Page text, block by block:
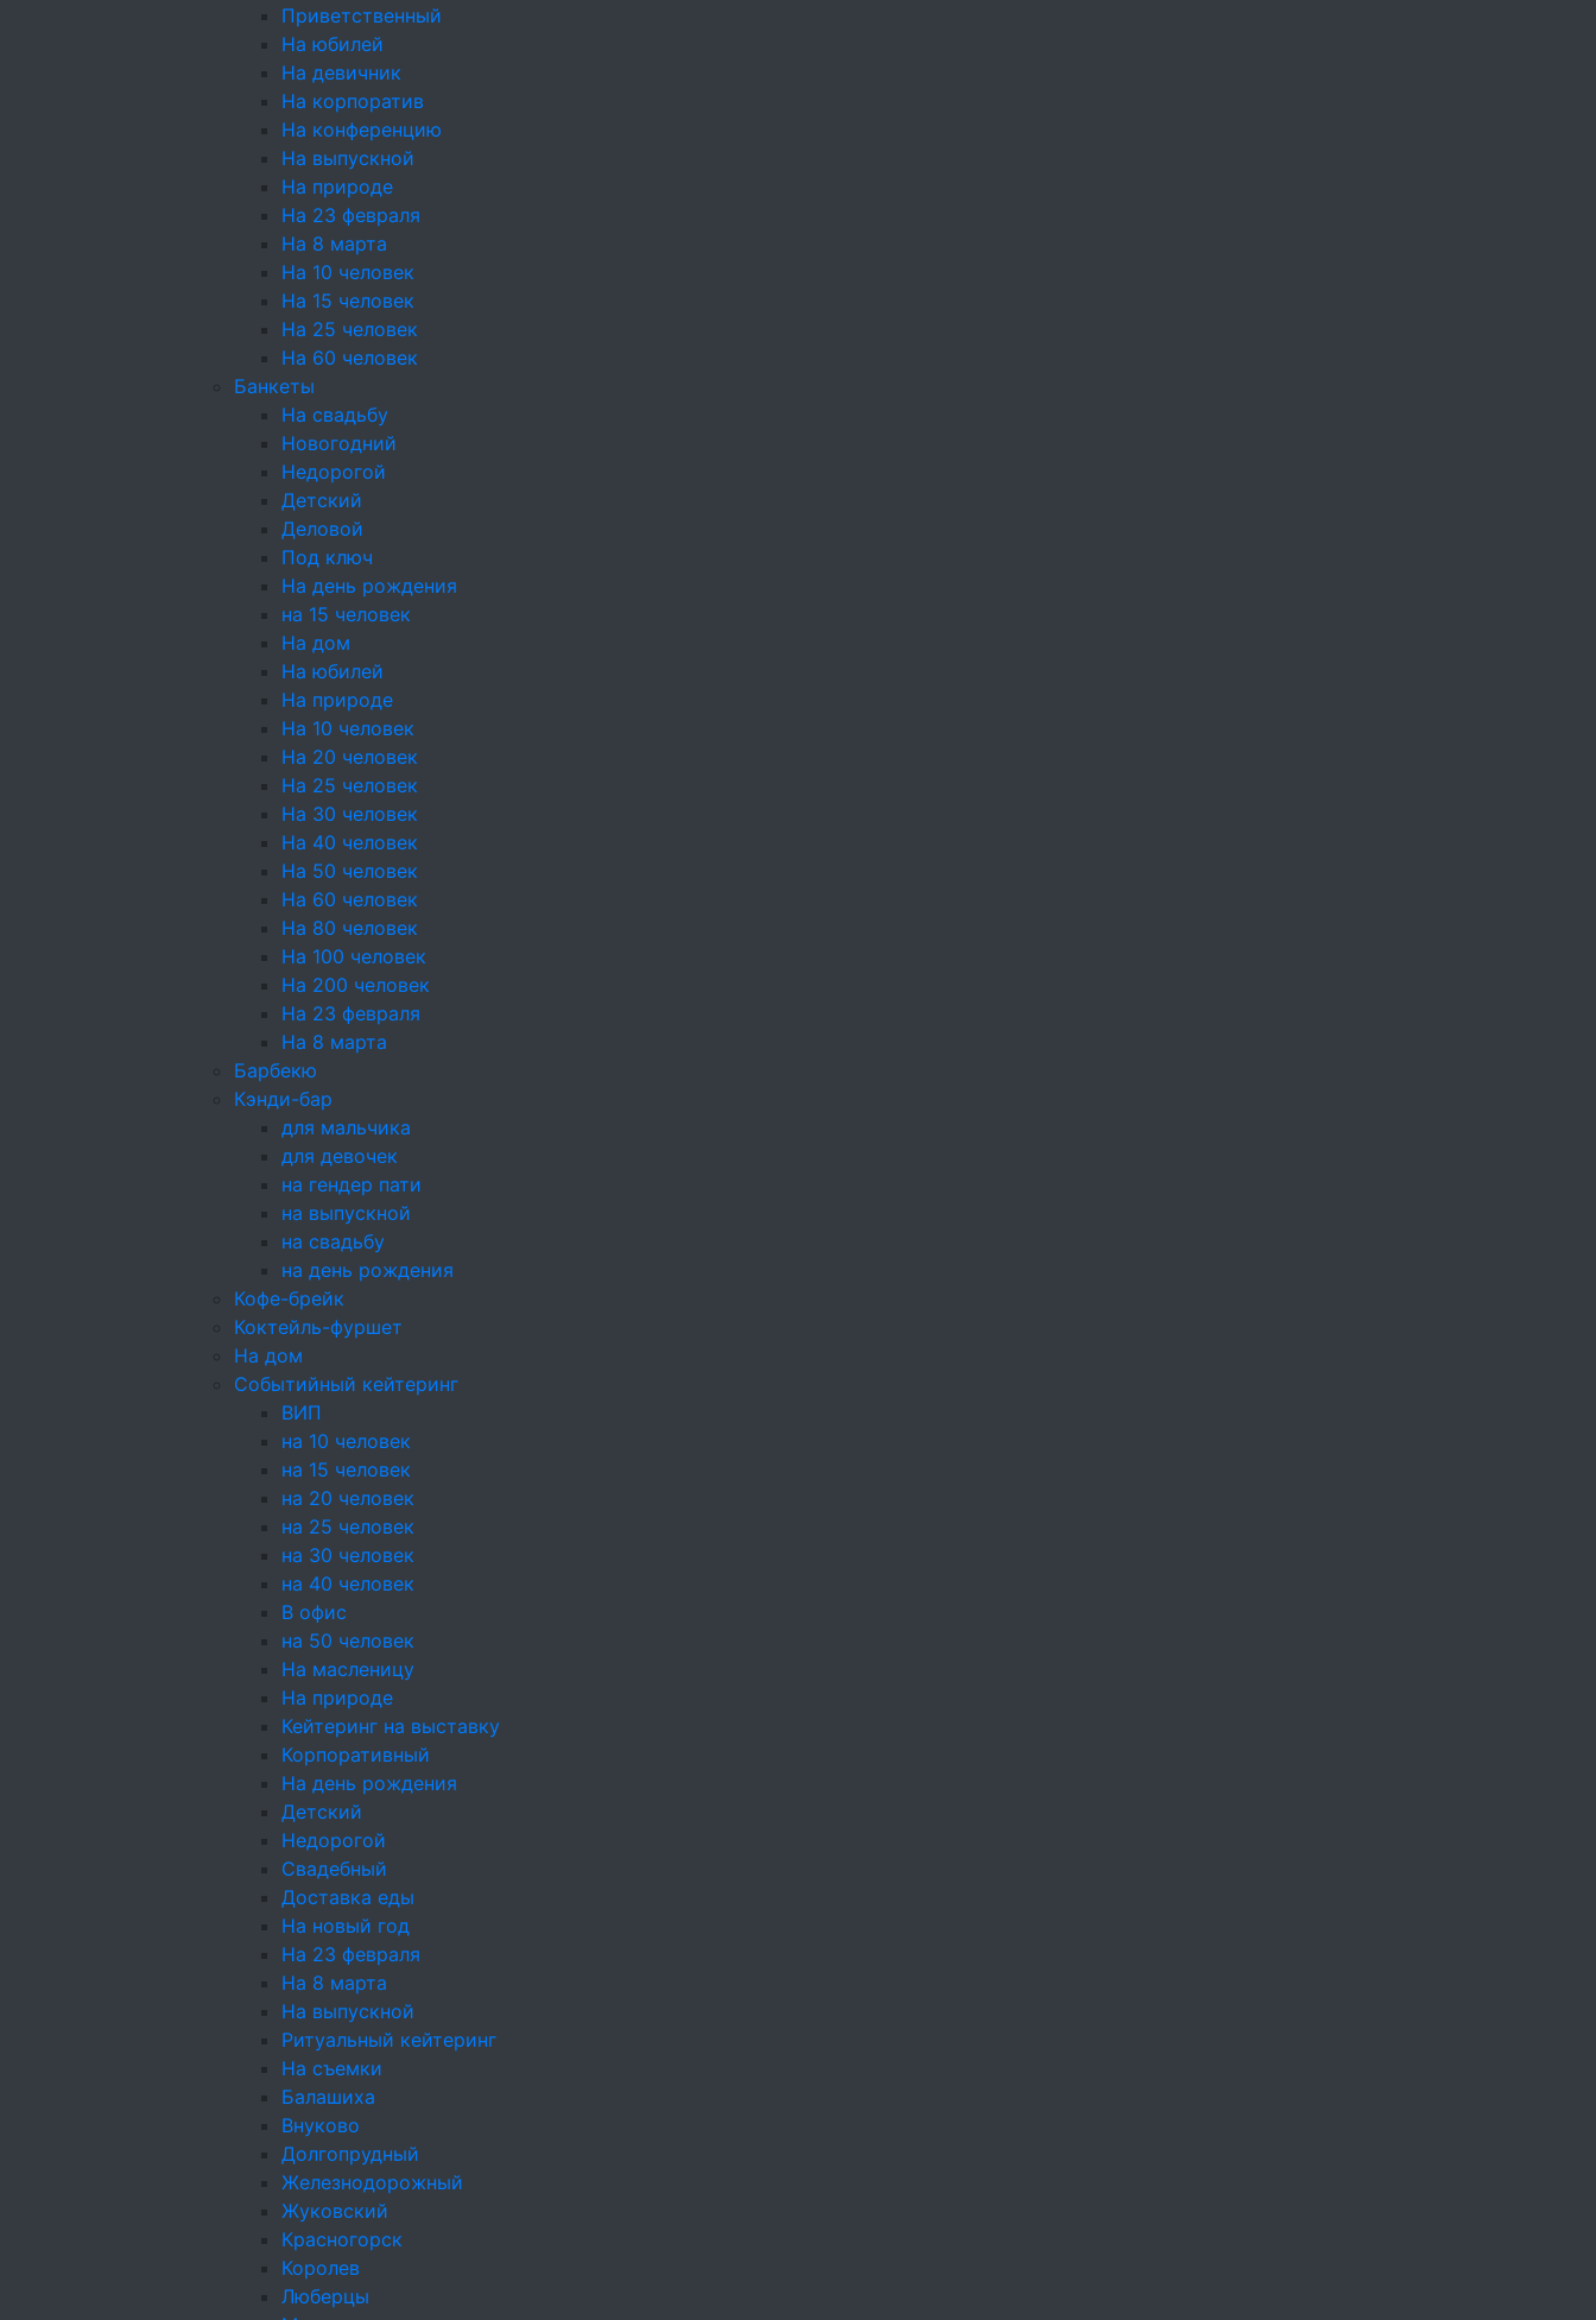
Приветственный
На юбилей
На девичник
На корпоратив
На конференцию
На выпускной
На природе
На 23 февраля
На 8 марта
На 10 человек
На 15 человек
На 25 человек
На 60 человек
Банкеты
На свадьбу
Новогодний
Недорогой
Детский
Деловой
Под ключ
На день рождения
на 15 человек
На дом
На юбилей
На природе
На 10 человек
На 20 человек
На 25 человек
На 30 человек
На 40 человек
На 50 человек
На 60 человек
На 80 человек
На 100 человек
На 200 человек
На 23 февраля
На 8 марта
Барбекю
Кэнди-бар
для мальчика
для девочек
на гендер пати
на выпускной
на свадьбу
на день рождения
Кофе-брейк
Коктейль-фуршет
На дом
Событийный кейтеринг
ВИП
на 10 человек
на 15 человек
на 20 человек
на 25 человек
на 30 человек
на 40 человек
В офис
на 50 человек
На масленицу
На природе
Кейтеринг на выставку
Корпоративный
На день рождения
Детский
Недорогой
Свадебный
Доставка еды
На новый год
На 23 февраля
На 8 марта
На выпускной
Ритуальный кейтеринг
На съемки
Балашиха
Внуково
Долгопрудный
Железнодорожный
Жуковский
Красногорск
Королев
Люберцы
Мини-сендвич с диетической индейкой
Хлеб д/тостов, Салат Айсберг, Майонез Хелманс, Индейка в/к, Огурцы
св.
Мини-круассан с ветчиной и сыром
Мини Круассан, ветчина индейки, сыр Эдам, петрушка свежая,
майонез Хелманс, огурцы консервированные маринованные
Мини бургер с курицей и овощами на красной булочке
Тесто на булочку бургера, Краситель гелевый красный, Соус сырный
(Чеддер), Салат Айсберг, Огурцы св., Салат Фризе, Куриное филе,
соль, Масло растительное, Специя перец (молотый), Мука пшеничная,
Сахар песок, Вода холодная, Яйцо куриное (60гр), Маргарин Пышка,
Дрожжи сухие, Масло растительное, Краситель пищевой
Мини бургер с говядиной и сыром на желтой булочке
Булочка, котлета говядина, сыр Чеддер, помидор, салат Айсберг,
салат Фризе, соус BBQ
Песочная тарталетка с салатом Оливье
Баклажаны, Имбирь корень, Чеснок, Перец острый, Лук зеленый,
Соус Териаки, Мед натуральный, Уксус 9%, Масло растительное,
Томаты Черри, Тарталетка песочная для салата
Кесадилья с курицей и овощами
Тортилья (пшеничная), соль, куриное филе, перец свежий красный,
сыр Эдам, кукуруза зерно свежее, лук красный, масло растительное,
соус Кимчи
Канапе фруктовое (ананас, физалис, виноград)
Ананас, физалис, виноград чёрный без косточки
Овощи гриль на шпажке с соусом песто
баклажаны свежие, специя Базилик, соль, масло растительное, соус
песто
Мини шашлычки — куриное филе в остром соусе
Куриное филе, Соль, Масло растительное, Соус Ким чи
Картофельные крокеты с грибным соусом
Картофель, Сливки Белый город 33 %, Грибы шампиньоны св, Соль
Масло фритюрное
Мини-пирожки с мясом
Говядина оковалок, лук репчатый, соль, перец
Мешочек из блинчика с ветчиной и сыром
Сыр Крем чиз, ветчина из индейки
Энергетическая ценность